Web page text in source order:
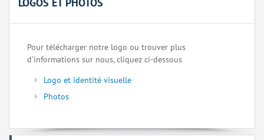
LOGOS ET PHOTOS
Pour télécharger notre logo ou trouver plus
d’informations sur nous, cliquez ci-dessous
Logo et identité visuelle
Photos